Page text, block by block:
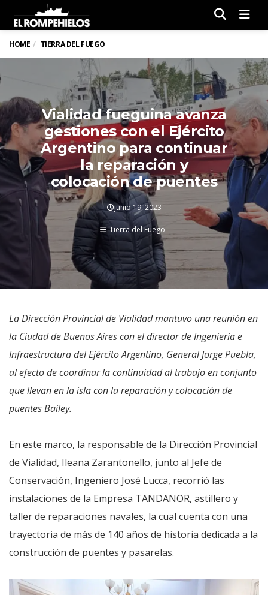
HOME TIERRA DEL FUEGO
Vialidad fueguina avanza
gestiones con el Ejército
Argentino para continuar
la reparación y
colocación de puentes
junio 19, 2023
Tierra del Fuego
La Dirección Provincial de Vialidad mantuvo una reunión en
la Ciudad de Buenos Aires con el director de Ingeniería e
Infraestructura del Ejército Argentino, General Jorge Puebla,
al efecto de coordinar la continuidad al trabajo en conjunto
que llevan en la isla con la reparación y colocación de
puentes Bailey.
En este marco, la responsable de la Dirección Provincial
de Vialidad, Ileana Zarantonello, junto al Jefe de
Conservación, Ingeniero José Lucca, recorrió las
instalaciones de la Empresa TANDANOR, astillero y
taller de reparaciones navales, la cual cuenta con una
trayectoria de más de 140 años de historia dedicada a la
construcción de puentes y pasarelas.